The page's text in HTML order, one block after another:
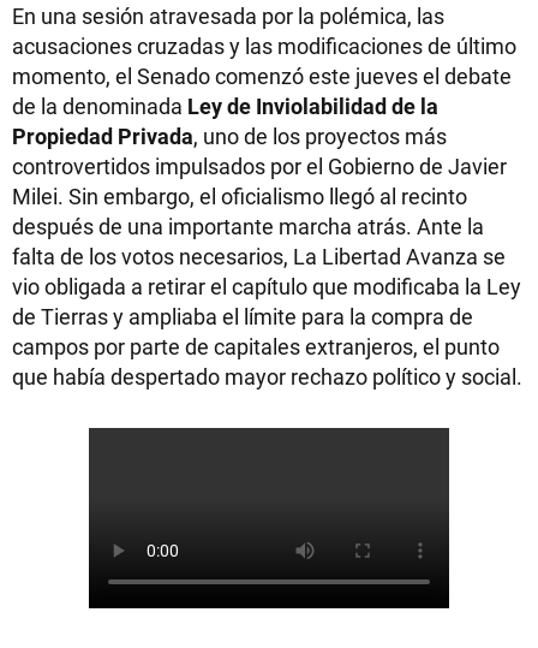
En una sesión atravesada por la polémica, las
acusaciones cruzadas y las modificaciones de último
momento, el Senado comenzó este jueves el debate
de la denominada Ley de Inviolabilidad de la
Propiedad Privada, uno de los proyectos más
controvertidos impulsados por el Gobierno de Javier
Milei. Sin embargo, el oficialismo llegó al recinto
después de una importante marcha atrás. Ante la
falta de los votos necesarios, La Libertad Avanza se
vio obligada a retirar el capítulo que modificaba la Ley
de Tierras y ampliaba el límite para la compra de
campos por parte de capitales extranjeros, el punto
que había despertado mayor rechazo político y social.